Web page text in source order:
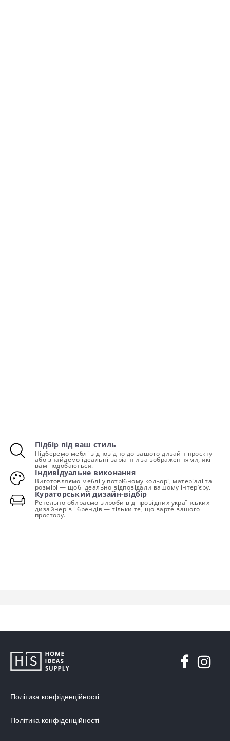
Підбір під ваш стиль
Підберемо меблі відповідно до вашого дизайн-проєкту
або знайдемо ідеальні варіанти за зображеннями, які
вам подобаються.
Індивідуальне виконання
Виготовляємо меблі у потрібному кольорі, матеріалі та
розмірі — щоб ідеально відповідали вашому інтер’єру.
Кураторський дизайн-відбір
Ретельно обираємо вироби від провідних українських
дизайнерів і брендів — тільки те, що варте вашого
простору.
Політика конфіденційності
Політика конфіденційності